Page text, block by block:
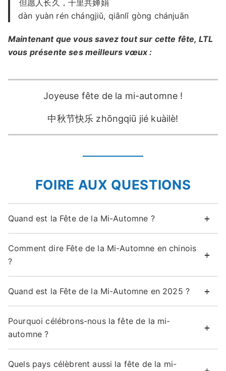
但愿人长久，千里共婵娟
dàn yuàn rén chángjiǔ, qiānlǐ gòng chánjuān
Maintenant que vous savez tout sur cette fête, LTL
vous présente ses meilleurs vœux :
Joyeuse fête de la mi-automne !
中秋节快乐 zhōngqiū jié kuàilè!
FOIRE AUX QUESTIONS
Quand est la Fête de la Mi-Automne ?
Comment dire Fête de la Mi-Automne en chinois
?
Quand est la Fête de la Mi-Automne en 2025 ?
Pourquoi célébrons-nous la fête de la mi-
automne ?
Quels pays célèbrent aussi la fête de la mi-